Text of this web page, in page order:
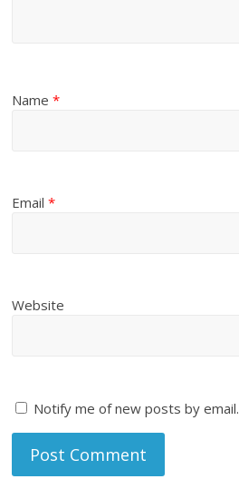
Name*
Email*
Website
Notify me of new posts by email.